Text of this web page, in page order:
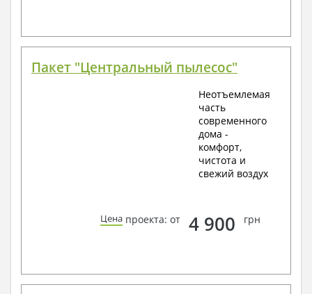
Пакет "Центральный пылесос"
Неотъемлемая
часть
современного
дома -
комфорт,
чистота и
свежий воздух
Цена проекта: от 4 900 грн